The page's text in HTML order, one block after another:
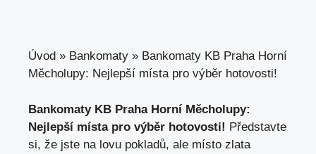
Úvod » Bankomaty » Bankomaty KB Praha Horní
Měcholupy: Nejlepší místa pro výběr hotovosti!
Bankomaty KB Praha Horní Měcholupy:
Nejlepší místa pro výběr hotovosti! Představte
si, že jste na lovu pokladů, ale místo zlata